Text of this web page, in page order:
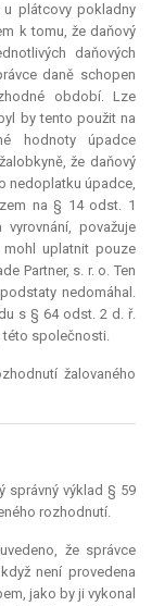
plátcovy pokladny
k tomu, že daňový
daňových
daně schopen
období. Lze
by tento použit na
hodnoty úpadce
že daňový
nedoplatku úpadce,
na § 14 odst. 1
považuje
uplatnit pouze
Partner, s. r. o. Ten
nedomáhal.
s § 64 odst. 2 d. ř.
této společnosti.
žalovaného
správný výklad § 59
rozhodnutí.
že správce
není provedena
jako by ji vykonal